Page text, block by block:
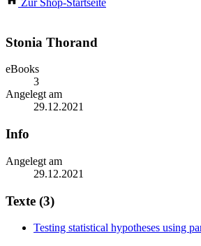
Zur Shop-Startseite
Stonia Thorand
eBooks
3
Angelegt am
29.12.2021
Info
Angelegt am
29.12.2021
Texte (3)
Testing statistical hypotheses using